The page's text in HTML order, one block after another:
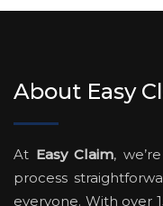
About Easy
At Easy Claim,
process
everyone. With over